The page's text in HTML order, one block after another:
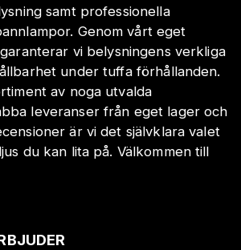
samt professionella
Genom vårt eget
vi belysningens verkliga
under tuffa förhållanden.
av noga utvalda
leveranser från eget lager och
är vi det självklara valet
du kan lita på. Välkommen till